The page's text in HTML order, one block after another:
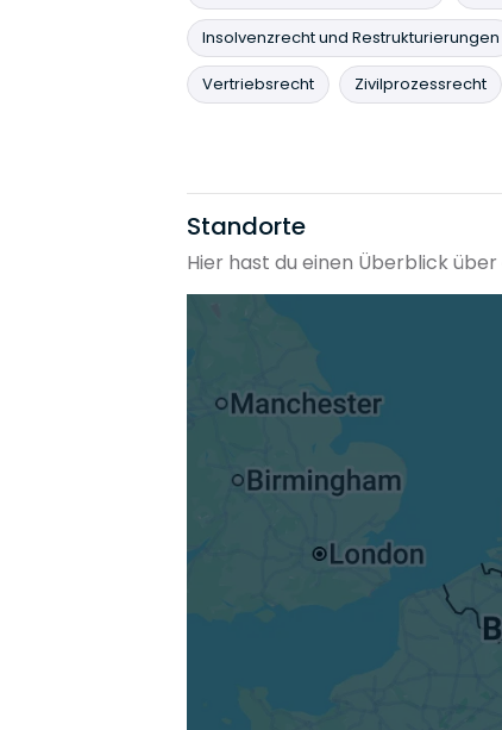
Insolvenzrecht und Restrukturierungen
Vertriebsrecht Zivilprozessrecht
Standorte
Hier hast du einen Überblick